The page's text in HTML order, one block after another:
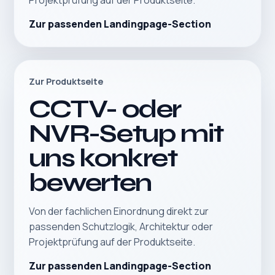
Zur passenden Landingpage-Section
Zur Produktseite
CCTV- oder
NVR-Setup mit
uns konkret
bewerten
Von der fachlichen Einordnung direkt zur
passenden Schutzlogik, Architektur oder
Projektprüfung auf der Produktseite.
Zur passenden Landingpage-Section